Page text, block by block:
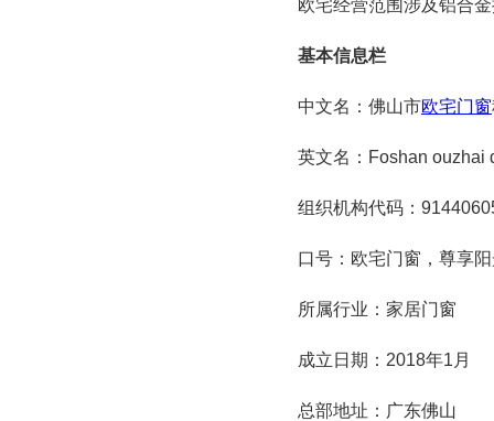
欧宅经营范围涉及铝合
基本信息栏
中文名：佛山市欧宅门窗
英文名：Foshan ouzhai
组织机构代码：
口号：欧宅门窗，尊享
所属行业：家居门窗
成立日期：2018年1月
总部地址：广东佛山